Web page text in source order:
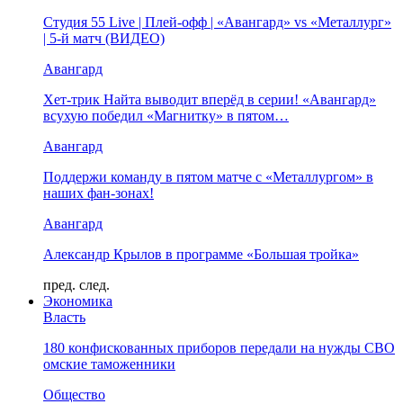
Студия 55 Live | Плей-офф | «Авангард» vs «Металлург»
| 5-й матч (ВИДЕО)
Авангард
Хет-трик Найта выводит вперёд в серии! «Авангард»
всухую победил «Магнитку» в пятом…
Авангард
Поддержи команду в пятом матче с «Металлургом» в
наших фан-зонах!
Авангард
Александр Крылов в программе «Большая тройка»
пред. след.
Экономика
Власть
180 конфискованных приборов передали на нужды СВО
омские таможенники
Общество